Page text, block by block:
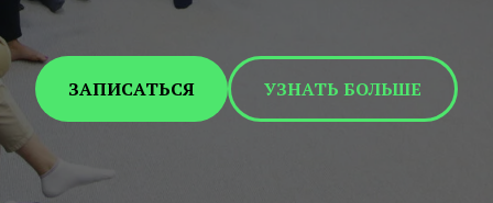
ЗАПИСАТЬСЯ УЗНАТЬ БОЛЬШЕ